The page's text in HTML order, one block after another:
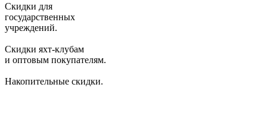
Скидки для
государственных
учреждений.
Скидки яхт-клубам
и оптовым покупателям.
Накопительные скидки.